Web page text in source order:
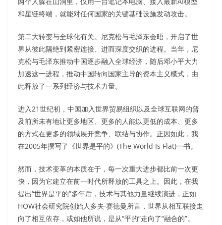
和星链终端，就能对任何国家的关键基础设施发动攻击。
第二大转变与全球化有关。尼克松与毛泽东会晤，开启了世
界从彼此隔绝到紧密连接、进而深度交织的进程。当年，尼
克松与毛泽东推动中国逐步融入全球经济，随后邓小平大力
加速这一进程，推动中国转向国家主导的资本主义模式，由
此释放了一系列经济与技术力量。
进入21世纪初，中国加入世界贸易组织以及全球互联网的普
及前所未有地让更多地区、更多的人能以更低的成本、更多
的方式在更多的领域展开竞争、联结与协作。正因如此，我
在2005年撰写了《世界是平的》(The World Is Flat)一书。
然而，技术变革的本质在于，每一次重大进步都比前一次更
快，因为它建立在前一时代所释放的工具之上。因此，在我
提出“世界是平的”多年后，技术与其他力量继续演进，正如
HOW社会研究院创始人多夫·赛德曼所言，世界从相互联接走
向了相互依存，或如他所说，是从“平的”走向了“融合的”。